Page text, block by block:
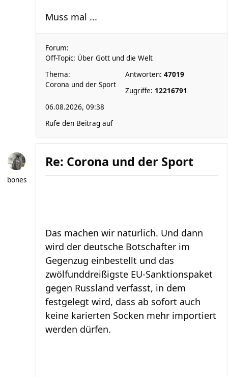
Muss mal ...
Forum:
Off-Topic: Über Gott und die Welt
Thema:
Corona und der Sport
Antworten: 47019
Zugriffe: 12216791
06.08.2026, 09:38
Rufe den Beitrag auf
bones
Re: Corona und der Sport
Das machen wir natürlich. Und dann
wird der deutsche Botschafter im
Gegenzug einbestellt und das
zwölfunddreißigste EU-Sanktionspaket
gegen Russland verfasst, in dem
festgelegt wird, dass ab sofort auch
keine karierten Socken mehr importiert
werden dürfen.